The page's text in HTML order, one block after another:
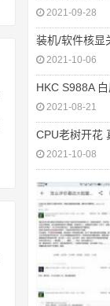
2021-09-28
装机/软件核显
2021-10-06
HKC S988A
2021-08-21
CPU老树开花
2021-10-08